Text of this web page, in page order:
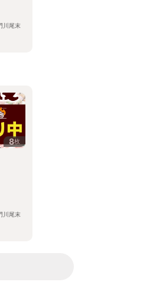
川尾末
8枚
川尾末